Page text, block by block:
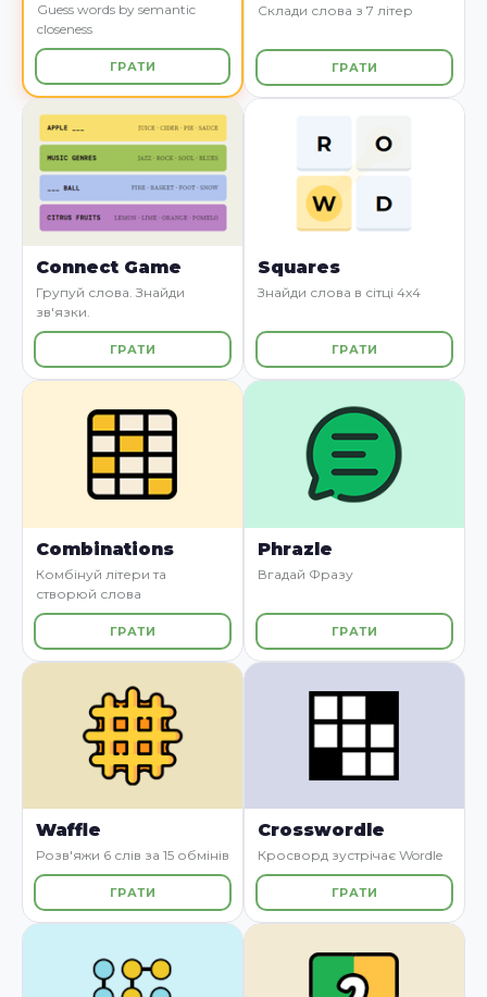
Guess words by semantic
closeness
ГРАТИ
Склади слова з 7 літер
ГРАТИ
Connect Game
Групуй слова. Знайди
зв'язки.
ГРАТИ
Squares
Знайди слова в сітці 4x4
ГРАТИ
Combinations
Комбінуй літери та
створюй слова
ГРАТИ
Phrazle
Вгадай Фразу
ГРАТИ
Waffle
Розв'яжи 6 слів за 15 обмінів
ГРАТИ
Crosswordle
Кросворд зустрічає Wordle
ГРАТИ